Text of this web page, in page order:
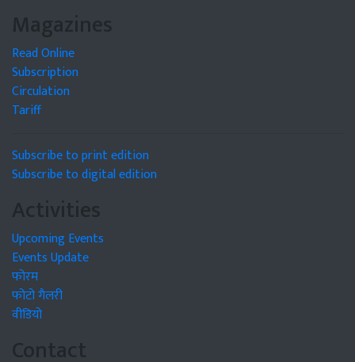
Magazines
Read Online
Subscription
Circulation
Tariff
Subscribe to print edition
Subscribe to digital edition
Activities
Upcoming Events
Events Update
फोरम
फोटो गैलरी
वीडियो
Contact